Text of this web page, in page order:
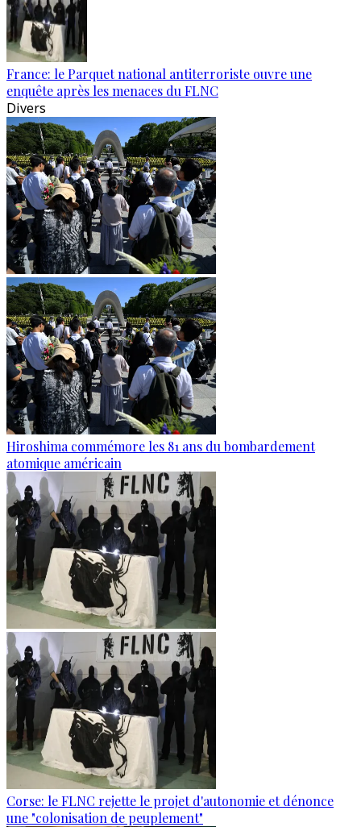
France: le Parquet national antiterroriste ouvre une
enquête après les menaces du FLNC
Divers
Hiroshima commémore les 81 ans du bombardement
atomique américain
Corse: le FLNC rejette le projet d'autonomie et dénonce
une "colonisation de peuplement"